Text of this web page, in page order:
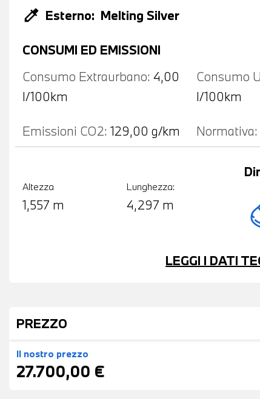
colorize Esterno: Melting Silver
CONSUMI ED EMISSIONI
Consumo Extraurbano: 4,00
l/100km
Consumo
l/100km
Emissioni CO2: 129,00 g/km Normativa:
Altezza
1,557 m
Lunghezza:
4,297 m
LEGGI I DATI
PREZZO
Il nostro prezzo
27.700,00 €